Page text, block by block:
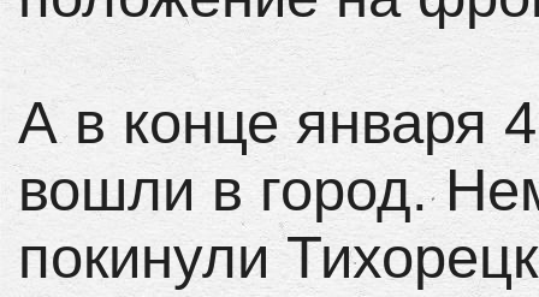
А в конце января
вошли в город.
покинули